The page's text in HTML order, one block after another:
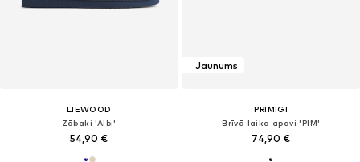
LIEWOOD
Zābaki 'Albi'
54,90 €
Jaunums
PRIMIGI
Brīvā laika apavi 'PIM'
74,90 €